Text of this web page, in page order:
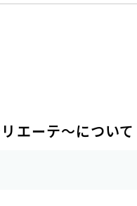
エーテ～について